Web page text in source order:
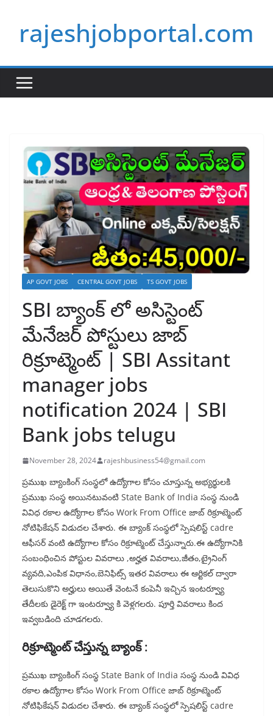
contentrajeshjobportal.com
AP GOVT JOBS CENTRAL GOVT JOBS TS GOVT JOBS
SBI బ్యాంక్ లో అసిస్టెంట్
మేనేజర్ పోస్టులు జాబ్
రిక్రూట్మెంట్ | SBI Assitant
manager jobs
notification 2024 | SBI
Bank jobs telugu
November 28, 2024 rajeshbusiness54@gmail.com
ప్రముఖ బ్యాంకింగ్ సంస్థలో ఉద్యోగాల కోసం చూస్తున్న అభ్యర్థులకి
ప్రముఖ సంస్థ అయినటువంటి State Bank of India సంస్థ నుండి
వివిధ రకాల ఉద్యోగాల కోసం Work From Office జాబ్ రిక్రూట్మెంట్
నోటిఫికేషన్ విడుదల చేశారు. ఈ బ్యాంక్ సంస్థలో స్పెషలిస్ట్ cadre
ఆఫీసర్ వంటి ఉద్యోగాల కోసం రిక్రూట్మెంట్ చేస్తున్నారు.ఈ ఉద్యోగానికి
సంబంధించిన పోస్టుల వివరాలు ,అర్హత వివరాలు,జీతం,ట్రైనింగ్
వ్యవది,ఎంపిక విధానం,బెనిఫిట్స్ ఇతర వివరాలు ఈ ఆర్టికల్ ద్వారా
తెలుసుకొని అర్హులు అయితే వెంటనే కంపెనీ ఇచ్చిన ఇంటర్వ్యూ
తేదీలకు డైరెక్ట్ గా ఇంటర్వ్యూ కి వెళ్లగలరు. పూర్తి వివరాలు కింద
ఇవ్వబడింది చూడగలరు.
రిక్రూట్మెంట్ చేస్తున్న బ్యాంక్ :
ప్రముఖ బ్యాంకింగ్ సంస్థ State Bank of India సంస్థ నుండి వివిధ
రకాల ఉద్యోగాల కోసం Work From Office జాబ్ రిక్రూట్మెంట్
నోటిఫికేషన్ విడుదల చేశారు. ఈ బ్యాంక్ సంస్థలో స్పెషలిస్ట్ cadre